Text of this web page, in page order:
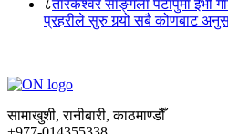
८तारकेश्वर साङ्गला पटापुमा ईभी
प्रहरीले सुरु गर्‍यो सबै कोणबाट
सामाखुशी, रानीबारी, काठमाण्डौँ